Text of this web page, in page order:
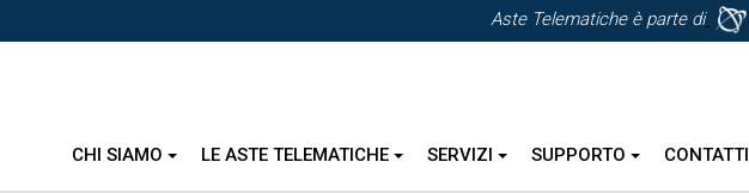
Aste Telematiche è parte di
CHI SIAMO LE ASTE TELEMATICHE SERVIZI SUPPORTO CONTATTI